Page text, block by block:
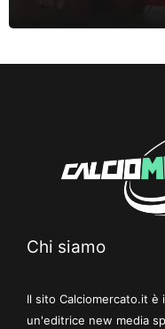
Chi siamo
Il sito Calciomercato.it
un'editrice new media